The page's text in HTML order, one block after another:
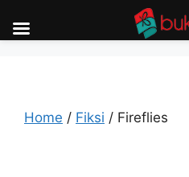
Home / Fiksi / Fireflies